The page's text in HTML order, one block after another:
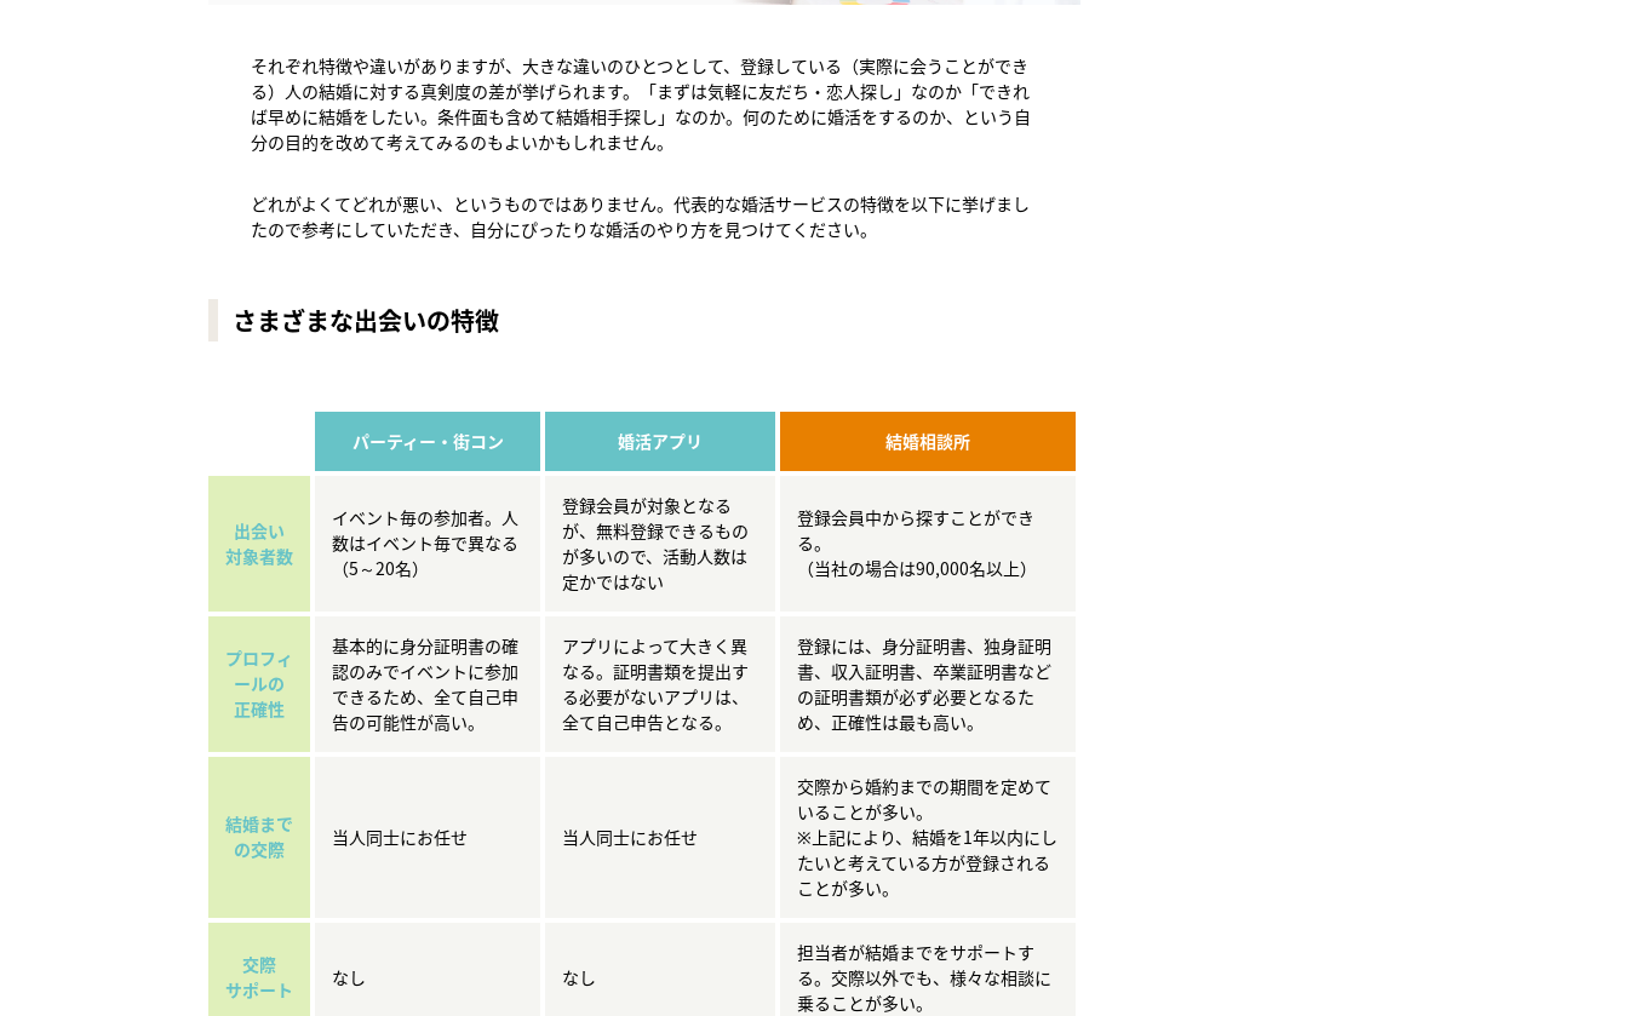
それぞれ特徴や違いがありますが、大きな違いのひとつとして、登録している（実際に会うことができ
る）人の結婚に対する真剣度の差が挙げられます。「まずは気軽に友だち・恋人探し」なのか「できれ
ば早めに結婚をしたい。条件面も含めて結婚相手探し」なのか。何のために婚活をするのか、という自
分の目的を改めて考えてみるのもよいかもしれません。
どれがよくてどれが悪い、というものではありません。代表的な婚活サービスの特徴を以下に挙げまし
たので参考にしていただき、自分にぴったりな婚活のやり方を見つけてください。
さまざまな出会いの特徴
パーティー・街コン 婚活アプリ 結婚相談所
出会い
対象者数
イベント毎の参加者。人
数はイベント毎で異なる
（5～20名）
登録会員が対象となる
が、無料登録できるもの
が多いので、活動人数は
定かではない
登録会員中から探すことができ
る。
（当社の場合は90,000名以上）
プロフィ
ールの
正確性
基本的に身分証明書の確
認のみでイベントに参加
できるため、全て自己申
告の可能性が高い。
アプリによって大きく異
なる。証明書類を提出す
る必要がないアプリは、
全て自己申告となる。
登録には、身分証明書、独身証明
書、収入証明書、卒業証明書など
の証明書類が必ず必要となるた
め、正確性は最も高い。
結婚まで
の交際
当人同士にお任せ 当人同士にお任せ
交際から婚約までの期間を定めて
いることが多い。
※上記により、結婚を1年以内にし
たいと考えている方が登録される
ことが多い。
交際
サポート
なし なし
担当者が結婚までをサポートす
る。交際以外でも、様々な相談に
乗ることが多い。